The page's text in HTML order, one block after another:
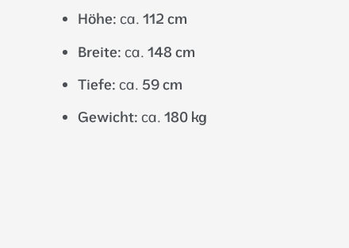
Höhe: ca. 112 cm
Breite: ca. 148 cm
Tiefe: ca. 59 cm
Gewicht: ca. 180 kg